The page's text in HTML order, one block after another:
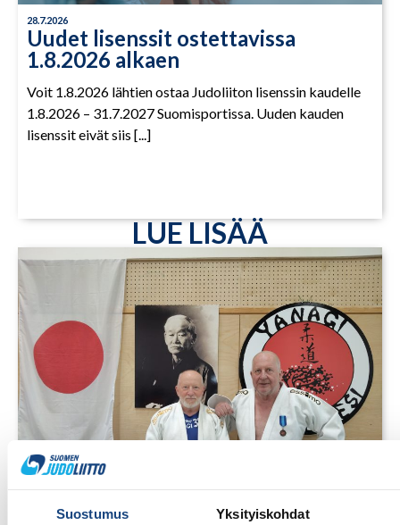
Suostumus Yksityiskohdat
28.7.2026
Uudet lisenssit ostettavissa
1.8.2026 alkaen
Voit 1.8.2026 lähtien ostaa Judoliiton lisenssin kaudelle
1.8.2026 – 31.7.2027 Suomisportissa. Uuden kauden
lisenssit eivät siis [...]
LUE LISÄÄ